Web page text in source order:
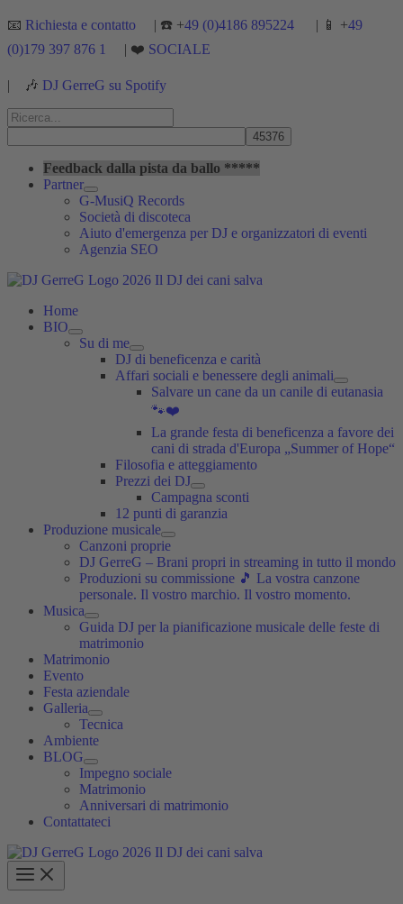
Vai
contenuto
📧 Richiesta e contatto | ☎️ +49 (0)4186 895224 | 📱 +49
(0)179 397 876 1
| ❤️ SOCIALE
| 🎶 DJ GerreG su Spotify
Cerca:
Feedback dalla pista da ballo *****
Partner
G-MusiQ Records
Società di discoteca
Aiuto d'emergenza per DJ e organizzatori di eventi
Agenzia SEO
Home
BIO
Su di me
DJ di beneficenza e carità
Affari sociali e benessere degli animali
Salvare un cane da un canile di eutanasia
🐾❤️
La grande festa di beneficenza a favore dei
cani di strada d'Europa „Summer of Hope“
Filosofia e atteggiamento
Prezzi dei DJ
Campagna sconti
12 punti di garanzia
Produzione musicale
Canzoni proprie
DJ GerreG – Brani propri in streaming in tutto il mondo
Produzioni su commissione 🎵 La vostra canzone
personale. Il vostro marchio. Il vostro momento.
Musica
Guida DJ per la pianificazione musicale delle feste di
matrimonio
Matrimonio
Evento
Festa aziendale
Galleria
Tecnica
Ambiente
BLOG
Impegno sociale
Matrimonio
Anniversari di matrimonio
Contattateci